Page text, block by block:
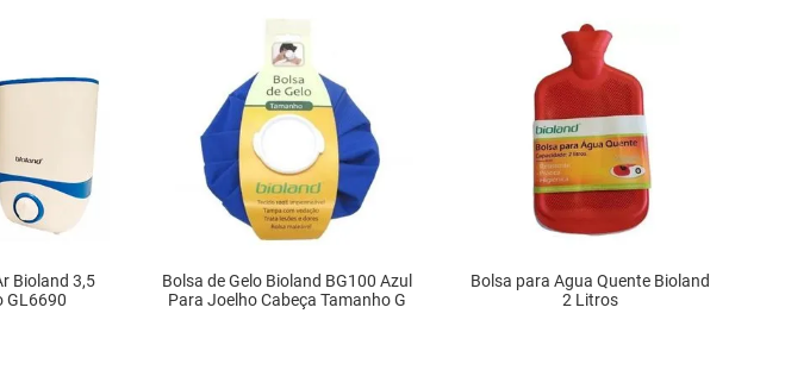
Bioland 3,5
GL6690
Bolsa de Gelo Bioland BG100 Azul
Para Joelho Cabeça Tamanho G
Bolsa para Agua Quente Bioland
2 Litros